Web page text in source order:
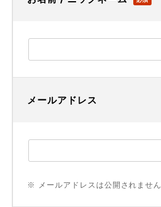
メールアドレス
※ メールアドレスは公開されません